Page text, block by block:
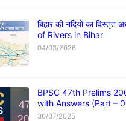
बिहार की नदियों का
of Rivers in Bihar
04/03/2026
BPSC 47th Prelims
with Answers (Part –
30/07/2025